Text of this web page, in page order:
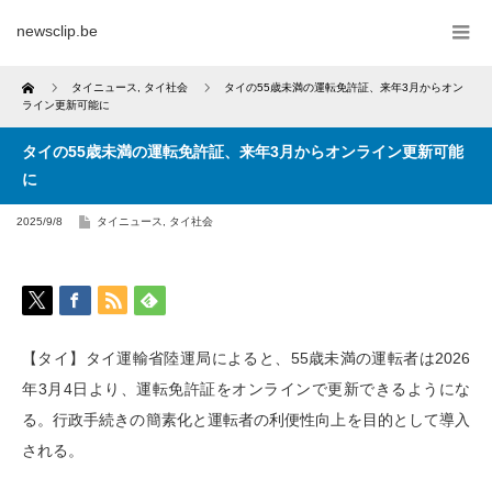
newsclip.be
Home タイニュース タイ社会
タイの55歳未満の運転免許証、来年3月からオン
ライン更新可能に
タイの55歳未満の運転免許証、来年3月からオンライン更新可能
に
2025/9/8 タイニュース タイ社会
【タイ】タイ運輸省陸運局によると、55歳未満の運転者は2026
年3月4日より、運転免許証をオンラインで更新できるようにな
る。行政手続きの簡素化と運転者の利便性向上を目的として導入
される。